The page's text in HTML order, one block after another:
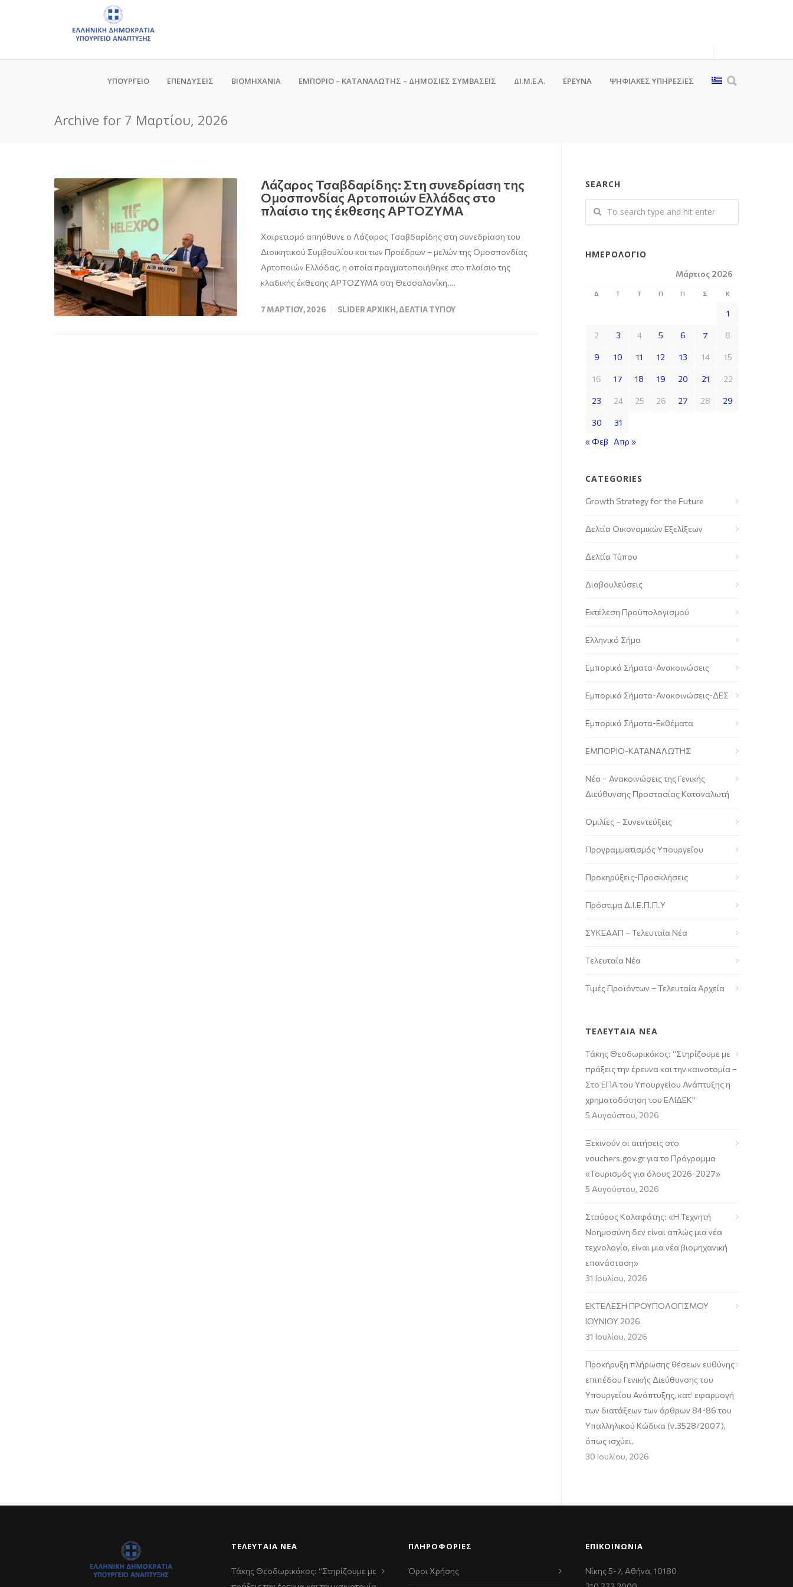
ΥΠΟΥΡΓΕΙΟ ΕΠΕΝΔΥΣΕΙΣ ΒΙΟΜΗΧΑΝΙΑ ΕΜΠΟΡΙΟ – ΚΑΤΑΝΑΛΩΤΗΣ – ΔΗΜΟΣΙΕΣ ΣΥΜΒΑΣΕΙΣ ΔΙ.Μ.Ε.Α. ΕΡΕΥΝΑ ΨΗΦΙΑΚΈΣ ΥΠΗΡΕΣΊΕΣ
Archive for 7 Μαρτίου, 2026
Λάζαρος Τσαβδαρίδης: Στη συνεδρίαση της
Ομοσπονδίας Αρτοποιών Ελλάδας στο
πλαίσιο της έκθεσης ΑΡΤΟΖΥΜΑ
Χαιρετισμό απηύθυνε ο Λάζαρος Τσαβδαρίδης στη συνεδρίαση του
Διοικητικού Συμβουλίου και των Προέδρων – μελών της Ομοσπονδίας
Αρτοποιών Ελλάδας, η οποία πραγματοποιήθηκε στο πλαίσιο της
κλαδικής έκθεσης ΑΡΤΟΖΥΜΑ στη Θεσσαλονίκη.…
7 ΜΑΡΤΊΟΥ, 2026 SLIDER ΑΡΧΙΚΉ,ΔΕΛΤΊΑ ΤΎΠΟΥ
SEARCH
ΗΜΕΡΟΛΌΓΙΟ
Μάρτιος 2026
Δ Τ Τ Π Π Σ Κ
1
2 3 4 5 6 7 8
9 10 11 12 13 14 15
16 17 18 19 20 21 22
23 24 25 26 27 28 29
30
31
« Φεβ
Απρ »
CATEGORIES
Growth Strategy for the Future
Δελτία Οικονομικών Εξελίξεων
Δελτία Τύπου
Διαβουλεύσεις
Εκτέλεση Προϋπολογισμού
Ελληνικό Σήμα
Εμπορικά Σήματα-Ανακοινώσεις
Εμπορικά Σήματα-Ανακοινώσεις-ΔΕΣ
Εμπορικά Σήματα-Εκθέματα
ΕΜΠΟΡΙΟ-ΚΑΤΑΝΑΛΩΤΗΣ
Νέα – Ανακοινώσεις της Γενικής
Διεύθυνσης Προστασίας Καταναλωτή
Ομιλίες – Συνεντεύξεις
Προγραμματισμός Υπουργείου
Προκηρύξεις-Προσκλήσεις
Πρόστιμα Δ.Ι.Ε.Π.Π.Υ
ΣΥΚΕΑΑΠ – Τελευταία Νέα
Τελευταία Νέα
Τιμές Προϊόντων – Τελευταία Αρχεία
ΤΕΛΕΥΤΑΙΑ ΝΕΑ
Τάκης Θεοδωρικάκος: “Στηρίζουμε με
πράξεις την έρευνα και την καινοτομία –
Στο ΕΠΑ του Υπουργείου Ανάπτυξης η
χρηματοδότηση του ΕΛΙΔΕΚ”
5 Αυγούστου, 2026
Ξεκινούν οι αιτήσεις στο
vouchers.gov.gr για το Πρόγραμμα
«Τουρισμός για όλους 2026-2027»
5 Αυγούστου, 2026
Σταύρος Καλαφάτης: «Η Τεχνητή
Νοημοσύνη δεν είναι απλώς μια νέα
τεχνολογία, είναι μια νέα βιομηχανική
επανάσταση»
31 Ιουλίου, 2026
ΕΚΤΕΛΕΣΗ ΠΡΟΥΠΟΛΟΓΙΣΜΟΥ
ΙΟΥΝΙΟΥ 2026
31 Ιουλίου, 2026
Προκήρυξη πλήρωσης θέσεων ευθύνης
επιπέδου Γενικής Διεύθυνσης του
Υπουργείου Ανάπτυξης, κατ’ εφαρμογή
των διατάξεων των άρθρων 84-86 του
Υπαλληλικού Κώδικα (ν.3528/2007),
όπως ισχύει.
30 Ιουλίου, 2026
ΤΕΛΕΥΤΑΊΑ ΝΈΑ
Τάκης Θεοδωρικάκος: “Στηρίζουμε με
ΠΛΗΡΟΦΟΡΙΕΣ
Όροι Χρήσης
ΕΠΙΚΟΙΝΩΝΊΑ
Νίκης 5-7, Αθήνα, 10180